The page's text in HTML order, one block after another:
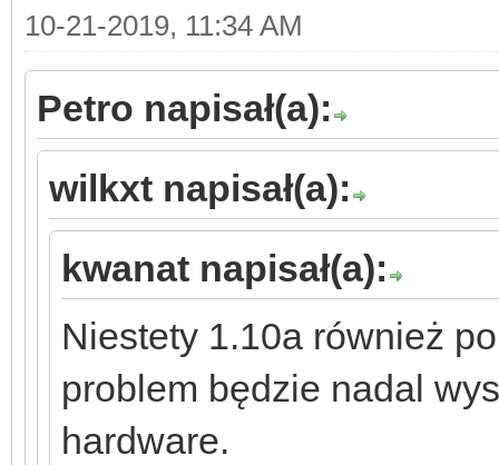
10-21-2019, 11:34 AM
Petro napisał(a):
wilkxt napisał(a):
kwanat napisał(a):
Niestety 1.10a również
problem będzie nadal
hardware.